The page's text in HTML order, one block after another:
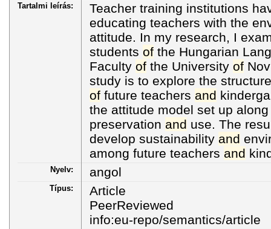
Tartalmi leírás:
Teacher training institutions
educating teachers with the
attitude. In my research, I
students ofthe Hungarian
Faculty ofthe University of
study is to explore the
offuture teachers and
the attitude model set up
preservation and use. The
develop sustainability and
among future teachers and
Nyelv: angol
Típus:
Article
PeerReviewed
info:eu-repo/semantics/article